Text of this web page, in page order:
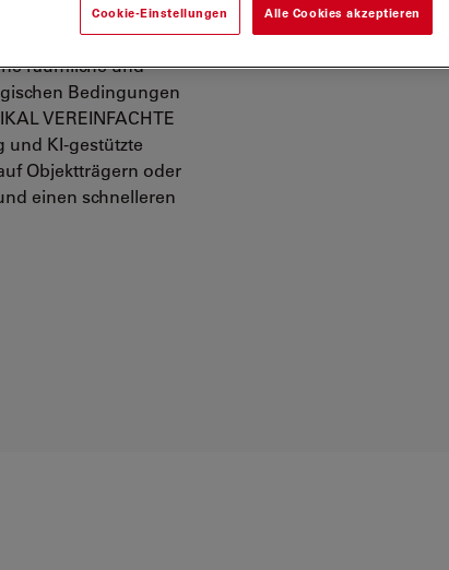
können, um weitere
Echte
räumliche und
Bedingungen
VEREINFACHTE
und KI-gestützte
Objektträgern oder
einen schnelleren
Cookie-Einstellungen Alle Cookies akzeptieren